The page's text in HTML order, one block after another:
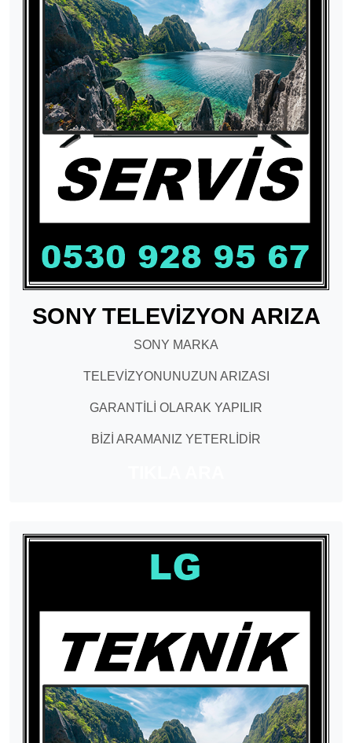
SONY TELEVİZYON ARIZA
SONY MARKA
TELEVİZYONUNUZUN ARIZASI
GARANTİLİ OLARAK YAPILIR
BİZİ ARAMANIZ YETERLİDİR